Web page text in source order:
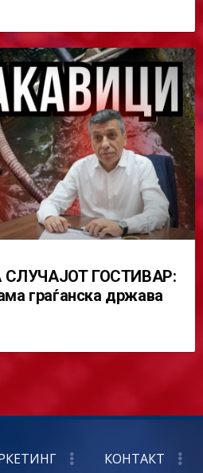
СЛУЧАЈОТ ГОСТИВАР:
граѓанска држава
КОНТАКТ